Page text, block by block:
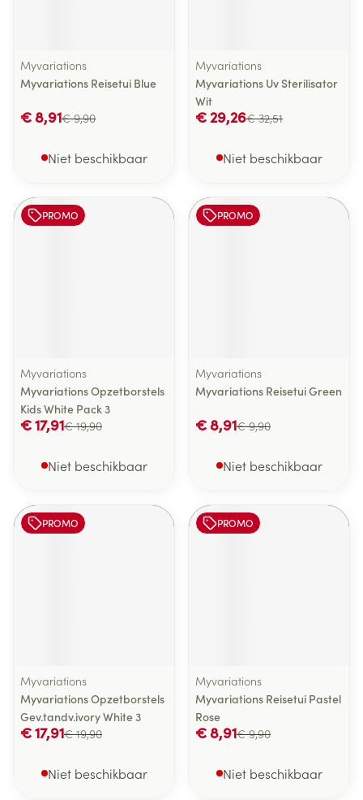
Myvariations
Myvariations Reisetui Blue
€ 9,90
€ 8,91
Niet beschikbaar
Myvariations
Myvariations Uv Sterilisator
Wit
€ 32,51
€ 29,26
Niet beschikbaar
PROMO
Myvariations
Myvariations Opzetborstels
Kids White Pack 3
€ 19,90
€ 17,91
Niet beschikbaar
PROMO
Myvariations
Myvariations Reisetui Green
€ 9,90
€ 8,91
Niet beschikbaar
PROMO
Myvariations
Myvariations Opzetborstels
Gev.tandv.ivory White 3
€ 19,90
€ 17,91
Niet beschikbaar
PROMO
Myvariations
Myvariations Reisetui Pastel
Rose
€ 9,90
€ 8,91
Niet beschikbaar